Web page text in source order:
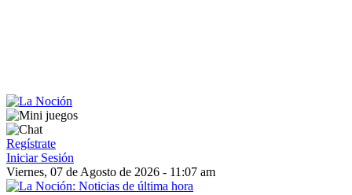
Regístrate
Iniciar Sesión
Viernes, 07 de Agosto de 2026 - 11:07 am